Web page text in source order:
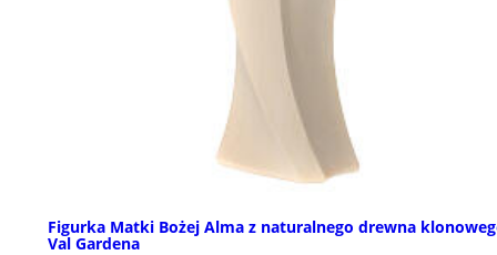
Figurka Matki Bożej Alma z naturalnego drewna
Val Gardena